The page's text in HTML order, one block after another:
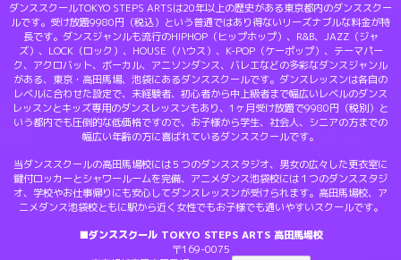
ダンススクールTOKYO STEPS ARTSは20年以上の歴史がある東京都内のダンススクー
ルです。受け放題9980円（税込）という普通ではあり得ないリーズナブルな料金が特
長です。ダンスジャンルも流行のHIPHOP（ヒップホップ）、R&B、JAZZ（ジャ
ズ）、LOCK（ロック）、HOUSE（ハウス）、K-POP（ケーポップ）、テーマパー
ク、アクロバット、ボーカル、アニソンダンス、バレエなどの多彩なダンスジャンル
がある、東京・高田馬場、池袋にあるダンススクールです。ダンスレッスンは各自の
レベルに合わせた設定で、未経験者、初心者から中上級者まで幅広いレベルのダンス
レッスンとキッズ専用のダンスレッスンもあり、1ヶ月受け放題で9980円（税別）と
いう都内でも圧倒的な低価格ですので、お子様から学生、社会人、シニアの方までの
幅広い年齢の方に喜ばれているダンススクールです。
当ダンススクールの高田馬場校には５つのダンススタジオ、男女の広々した更衣室に
鍵付ロッカーとシャワールームを完備、アニメダンス池袋校には１つのダンススタジ
オ、学校やお仕事帰りにも安心してダンスレッスンが受けられます。高田馬場校、ア
ニメダンス池袋校ともに駅から近く女性でもお子様でも通いやすいスクールです。
■ダンススクール TOKYO STEPS ARTS 高田馬場校
〒169-0075